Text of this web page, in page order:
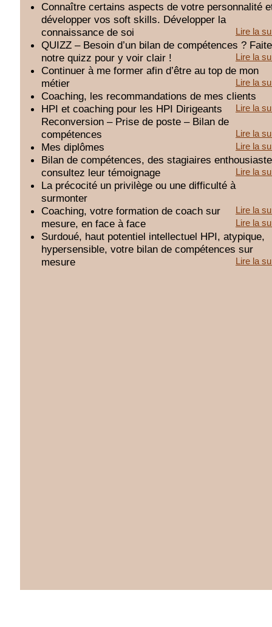
Connaître certains aspects de votre personnalité
développer vos soft skills. Développer la
connaissance de soi
Lire la
QUIZZ – Besoin d’un bilan de compétences ?
notre quizz pour y voir clair !
Lire la
Continuer à me former afin d’être au top de mon
métier
Lire la
Coaching, les recommandations de mes clients
Lire la
HPI et coaching pour les HPI Dirigeants
Reconversion – Prise de poste – Bilan de
compétences
Lire la
Mes diplômes Lire la
Bilan de compétences, des stagiaires
consultez leur témoignage
Lire la
La précocité un privilège ou une difficulté à
surmonter
Lire la
Coaching, votre formation de coach sur
mesure, en face à face
Lire la
Surdoué, haut potentiel intellectuel HPI, atypique,
hypersensible, votre bilan de compétences sur
mesure
Lire la